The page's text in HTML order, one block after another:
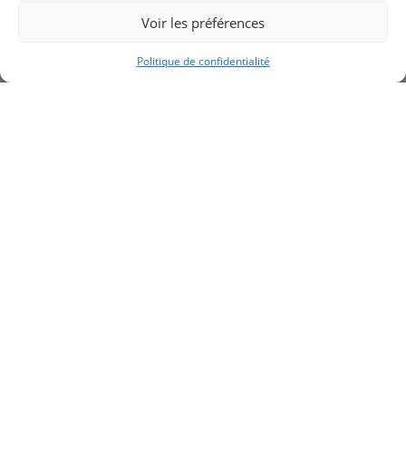
Voir les préférences
Politique de confidentialité
RETOUR AUX PRODUITS